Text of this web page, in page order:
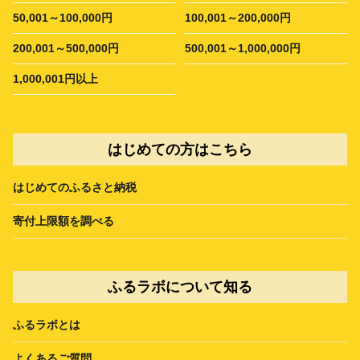
50,001～100,000円 100,001～200,000円
200,001～500,000円 500,001～1,000,000円
1,000,001円以上
はじめての方はこちら
はじめてのふるさと納税
寄付上限額を調べる
ふるラボについて知る
ふるラボとは